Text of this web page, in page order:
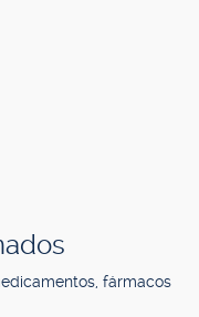
fármacos